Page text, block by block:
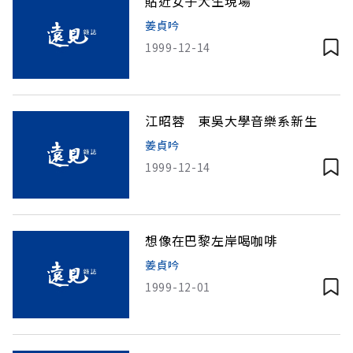
姜貞吟
1999-12-14
江昭蓉 東吳大學音樂系新生
姜貞吟
1999-12-14
想像在巴黎左岸喝咖啡
姜貞吟
1999-12-01